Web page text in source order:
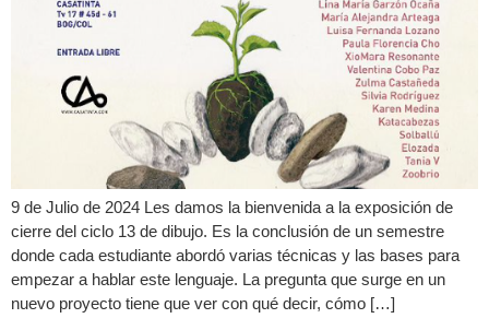
9 de Julio de 2024 Les damos la bienvenida a la exposición de
cierre del ciclo 13 de dibujo. Es la conclusión de un semestre
donde cada estudiante abordó varias técnicas y las bases para
empezar a hablar este lenguaje. La pregunta que surge en un
nuevo proyecto tiene que ver con qué decir, cómo […]